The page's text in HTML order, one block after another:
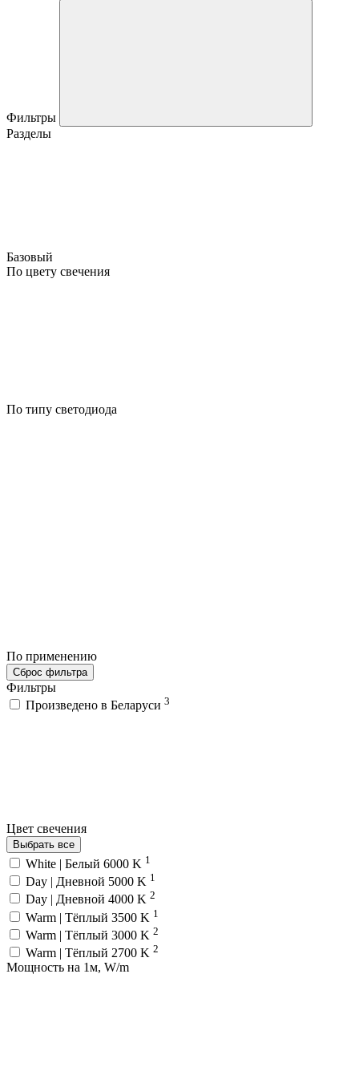
Фильтры
Разделы
Базовый
По цвету свечения
По типу светодиода
По применению
Сброс фильтра
Фильтры
Произведено в Беларуси 3
Цвет свечения
Выбрать все
White | Белый 6000 K 1
Day | Дневной 5000 K 1
Day | Дневной 4000 K 2
Warm | Тёплый 3500 K 1
Warm | Тёплый 3000 K 2
Warm | Тёплый 2700 K 2
Мощность на 1м, W/m